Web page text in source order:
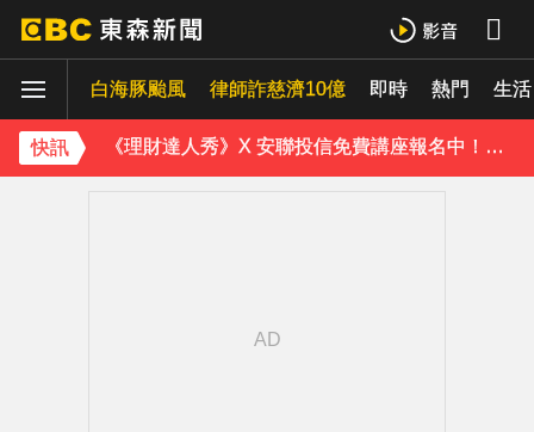
白海豚颱風 律師詐慈濟10億 即時 熱門 生活
快訊
下載東森App，隨時掌握天下大小事！